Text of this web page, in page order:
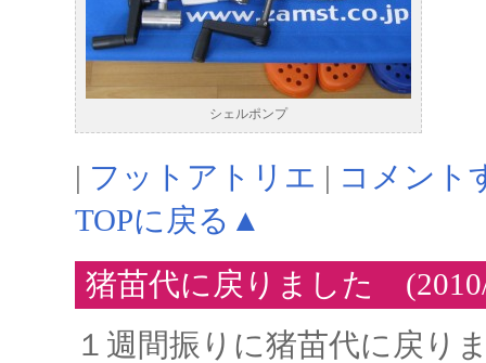
シェルポンプ
| フットアトリエ | コメント
TOPに戻る▲
猪苗代に戻りました
１週間振りに猪苗代に戻り